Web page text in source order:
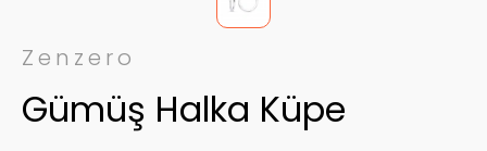
Zenzero
Gümüş Halka Küpe